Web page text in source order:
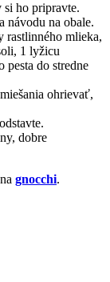
si ho pripravte.
návodu na obale.
rastlinného mlieka,
1 lyžicu
pesta do stredne
ohrievať,
dobre
gnocchi.